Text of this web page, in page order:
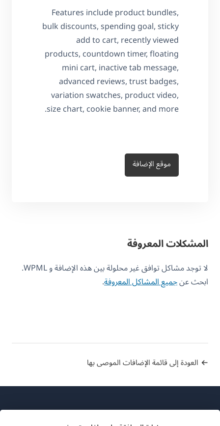
Features include product bundles,
bulk discounts, spending goal, sticky
add to cart, recently viewed
products, countdown timer, floating
mini cart, inactive tab message,
advanced reviews, trust badges,
variation swatches, product video,
size chart, cookie banner, and more.
موقع الإضافة
المشكلات المعروفة
لا توجد مشاكل توافق غير محلولة بين هذه الإضافة و WPML.
ابحث عنجميع المشاكل المعروفة.
العودة إلى قائمة الإضافات الموصى بها